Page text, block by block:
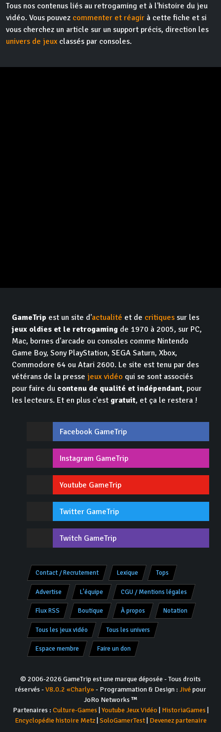
Tous nos contenus liés au retrogaming et à l'histoire du jeu
vidéo. Vous pouvez commenter et réagir à cette fiche et si
vous cherchez un article sur un support précis, direction les
univers de jeux classés par consoles.
GameTrip est un site d'actualité et de critiques sur les
jeux oldies et le retrogaming de 1970 à 2005, sur PC,
Mac, bornes d'arcade ou consoles comme Nintendo
Game Boy, Sony PlayStation, SEGA Saturn, Xbox,
Commodore 64 ou Atari 2600. Le site est tenu par des
vétérans de la presse jeux vidéo qui se sont associés
pour faire du contenu de qualité et indépendant, pour
les lecteurs. Et en plus c'est gratuit, et ça le restera !
Facebook GameTrip
Instagram GameTrip
Youtube GameTrip
Twitter GameTrip
Twitch GameTrip
Contact / Recrutement Lexique Tops
Advertise L'équipe CGU / Mentions légales
Flux RSS Boutique À propos Notation
Tous les jeux vidéo Tous les univers
Espace membre Faire un don
© 2006-2026 GameTrip est une marque déposée - Tous droits
réservés -V8.0.2 «Charly»- Programmation & Design : Jivépour
JoRo Networks ™
Partenaires : Culture-Games Youtube Jeux Vidéo| HistoriaGames
Encyclopédie histoire Metz| SoloGamerTest| Devenez partenaire